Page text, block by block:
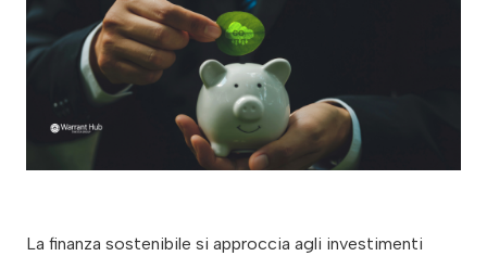
La finanza sostenibile si approccia agli investimenti